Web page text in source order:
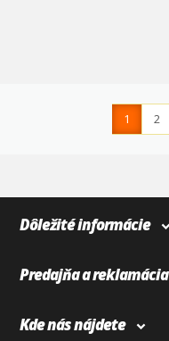
1 2
Dôležité informácie
Predajňa a reklamácia
Kde nás nájdete